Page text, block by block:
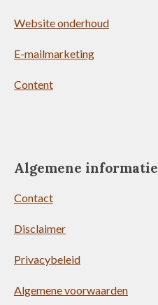
Website onderhoud
E-mailmarketing
Content
Algemene informatie
Contact
Disclaimer
Privacybeleid
Algemene voorwaarden